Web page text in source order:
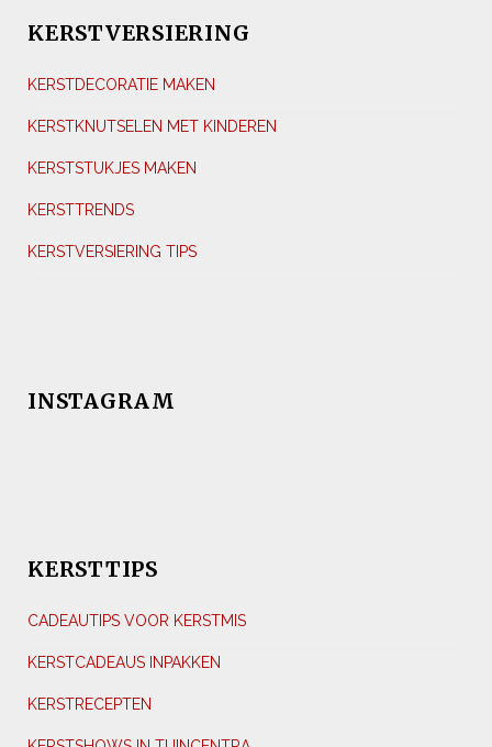
KERSTVERSIERING
KERSTDECORATIE MAKEN
KERSTKNUTSELEN MET KINDEREN
KERSTSTUKJES MAKEN
KERSTTRENDS
KERSTVERSIERING TIPS
INSTAGRAM
KERSTTIPS
CADEAUTIPS VOOR KERSTMIS
KERSTCADEAUS INPAKKEN
KERSTRECEPTEN